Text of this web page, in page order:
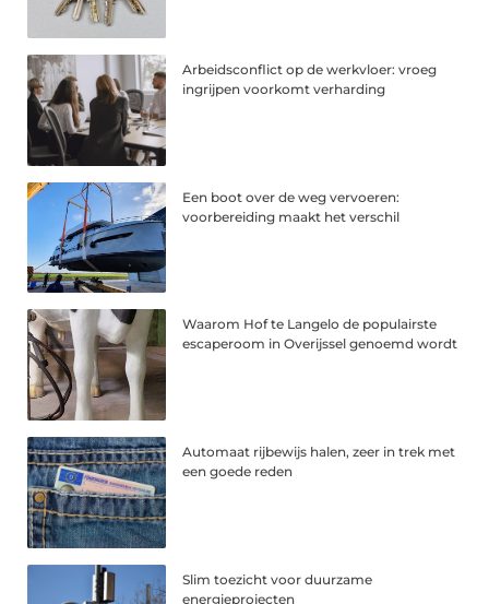
Arbeidsconflict op de werkvloer: vroeg
ingrijpen voorkomt verharding
Een boot over de weg vervoeren:
voorbereiding maakt het verschil
Waarom Hof te Langelo de populairste
escaperoom in Overijssel genoemd wordt
Automaat rijbewijs halen, zeer in trek met
een goede reden
Slim toezicht voor duurzame
energieprojecten